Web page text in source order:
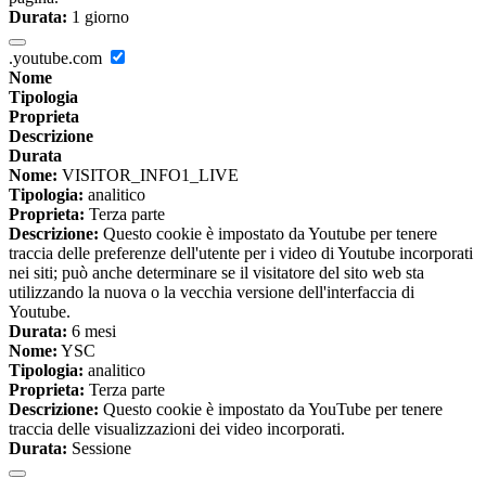
Durata: 1 giorno
.youtube.com
Nome
Tipologia
Proprieta
Descrizione
Durata
Nome: VISITOR_INFO1_LIVE
Tipologia: analitico
Proprieta: Terza parte
Descrizione: Questo cookie è impostato da Youtube per tenere
traccia delle preferenze dell'utente per i video di Youtube incorporati
nei siti; può anche determinare se il visitatore del sito web sta
utilizzando la nuova o la vecchia versione dell'interfaccia di
Youtube.
Durata: 6 mesi
Nome: YSC
Tipologia: analitico
Proprieta: Terza parte
Descrizione: Questo cookie è impostato da YouTube per tenere
traccia delle visualizzazioni dei video incorporati.
Durata: Sessione